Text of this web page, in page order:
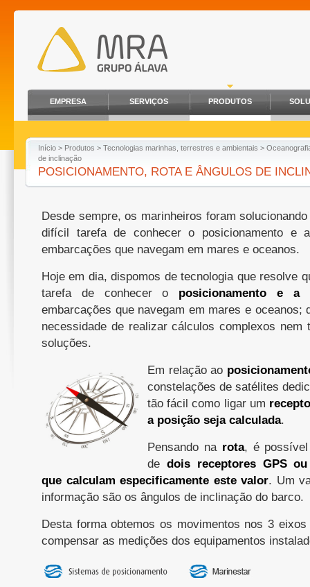
EMPRESA SERVIÇOS PRODUTOS
Início > Produtos > Tecnologias marinhas, terrestres e ambientais >
de inclinação
POSICIONAMENTO, ROTA E ÂNGULOS DE
Desde sempre, os marinheiros foram
difícil tarefa de conhecer o posicionamento e
embarcações que navegam em mares e oceanos.
Hoje em dia, dispomos de tecnologia que resolve
tarefa de conhecer o posicionamento e a
embarcações que navegam em mares e oceanos;
necessidade de realizar cálculos complexos nem
soluções.
Em relação ao
constelações de satélites
tão fácil como ligar um
a posição seja calculada.
Pensando na rota, é
de dois receptores GPS
que calculam especificamente este valor. Um
informação são os ângulos de inclinação do barco.
Desta forma obtemos os movimentos nos 3
compensar as medições dos equipamentos